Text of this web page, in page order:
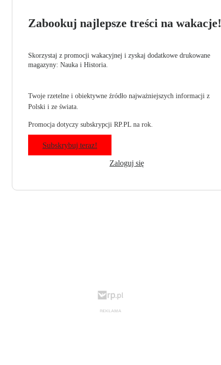
Zabookuj najlepsze treści na wakacje!
Skorzystaj z promocji wakacyjnej i zyskaj dodatkowe drukowane
magazyny: Nauka i Historia.
Twoje rzetelne i obiektywne źródło najważniejszych informacji z
Polski i ze świata.
Promocja dotyczy subskrypcji RP.PL na rok.
Subskrybuj teraz!
Zaloguj się